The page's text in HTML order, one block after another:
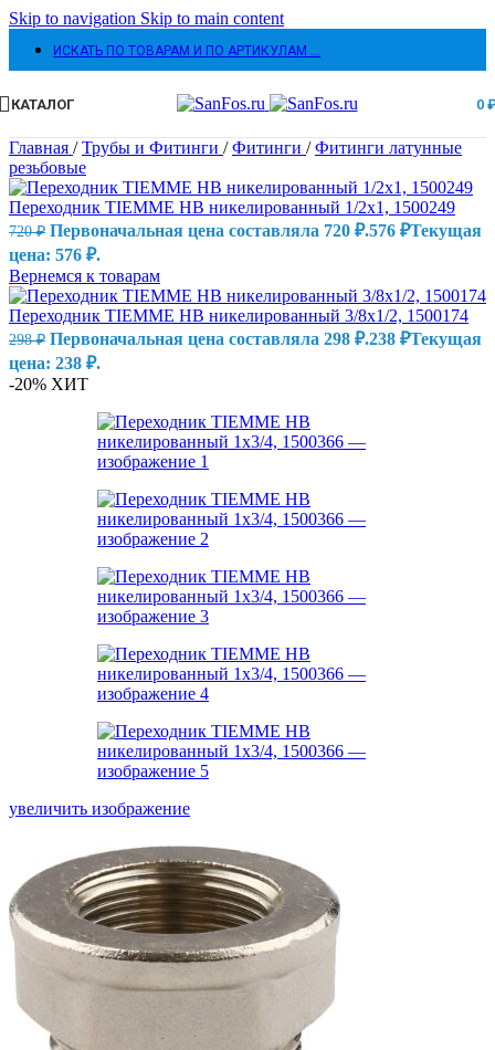
Skip to navigation Skip to main content
ИСКАТЬ ПО ТОВАРАМ И ПО АРТИКУЛАМ …
КАТАЛОГ 0
Главная / Трубы и Фитинги / Фитинги / Фитинги латунные
резьбовые
Переходник TIEMME НВ никелированный 1/2х1, 1500249
720₽ Первоначальная цена составляла 720 ₽.576 ₽Текущая
цена: 576 ₽.
Вернемся к товарам
Переходник TIEMME HB никелированный 3/8х1/2, 1500174
298₽ Первоначальная цена составляла 298 ₽.238 ₽Текущая
цена: 238 ₽.
-20% ХИТ
увеличить изображение